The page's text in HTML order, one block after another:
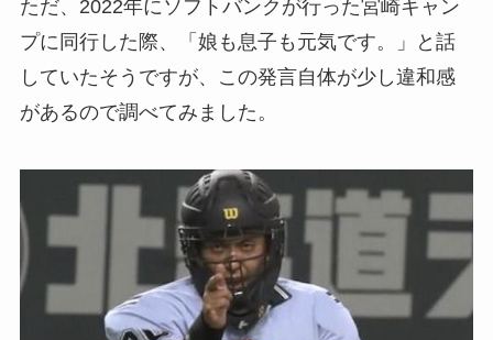
ただ、2022年にソフトバンクが行った宮崎キャン
プに同行した際、「娘も息子も元気です。」と話
していたそうですが、この発言自体が少し違和感
があるので調べてみました。